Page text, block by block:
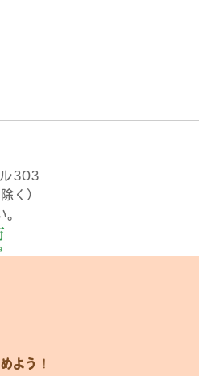
303
く）
よう！